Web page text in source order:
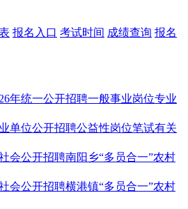
报名入口 考试时间 成绩查询 报名
年统一公开招聘一般事业岗位专业
单位公开招聘公益性岗位笔试有关
会公开招聘南阳乡“多员合一”农村
会公开招聘横港镇“多员合一”农村